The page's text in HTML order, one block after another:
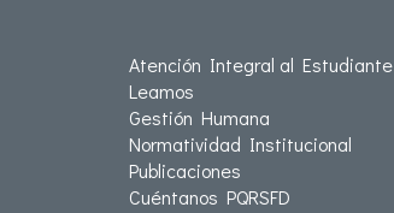
Atención Integral al Estudiante
Leamos
Gestión Humana
Normatividad Institucional
Publicaciones
Cuéntanos PQRSFD